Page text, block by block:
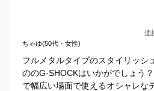
価
ちゃゆ(50代・女性)
フルメタルタイプのスタイリッシ
ののG-SHOCKはいかがでしょう
で幅広い場面で使えるオシャレな